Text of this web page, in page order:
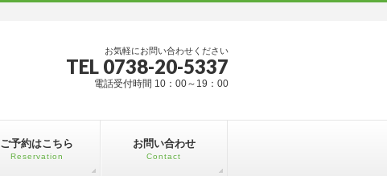
お気軽にお問い合わせください
TEL 0738-20-5337
電話受付時間 10：00～19：00
ご予約はこちら
Reservation
お問い合わせ
Contact